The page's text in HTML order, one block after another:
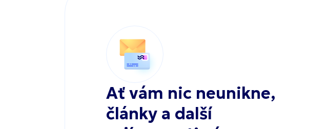
Ať vám nic neunikne,
články a další